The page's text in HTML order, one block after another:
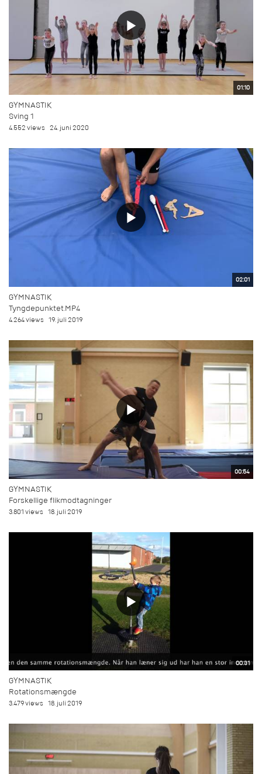
01:10
GYMNASTIK
Sving 1
4.552 views 24. juni 2020
02:01
GYMNASTIK
Tyngdepunktet.MP4
4.264 views 19. juli 2019
00:54
GYMNASTIK
Forskellige flikmodtagninger
3.801 views 18. juli 2019
00:31
GYMNASTIK
Rotationsmængde
3.479 views 18. juli 2019